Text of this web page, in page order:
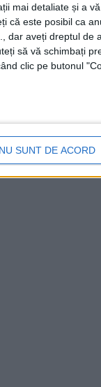
mai detaliate și a
că este posibil ca
dar aveți dreptul de
să vă schimbați
clic pe butonul
NU SUNT DE ACORD